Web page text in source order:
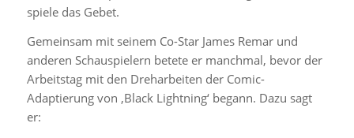
spiele das Gebet.
Gemeinsam mit seinem Co-Star James Remar und
anderen Schauspielern betete er manchmal, bevor der
Arbeitstag mit den Dreharbeiten der Comic-
Adaptierung von ‚Black Lightning‘ begann. Dazu sagt
er: